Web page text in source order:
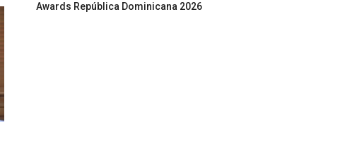
Awards República Dominicana 2026